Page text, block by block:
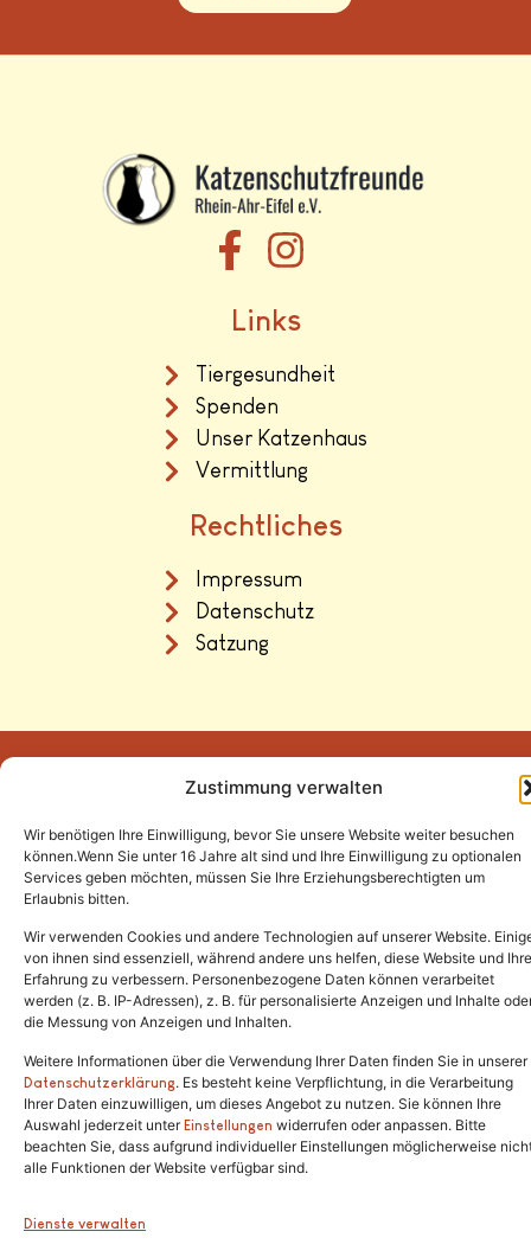
Zustimmung verwalten
Wir benötigen Ihre Einwilligung, bevor Sie unsere Website weiter besuchen
können.Wenn Sie unter 16 Jahre alt sind und Ihre Einwilligung zu optionalen
Services geben möchten, müssen Sie Ihre Erziehungsberechtigten um
Erlaubnis bitten.
Wir verwenden Cookies und andere Technologien auf unserer Website.
von ihnen sind essenziell, während andere uns helfen, diese Website und Ihre
Erfahrung zu verbessern. Personenbezogene Daten können verarbeitet
werden (z. B. IP-Adressen), z. B. für personalisierte Anzeigen und Inhalte
die Messung von Anzeigen und Inhalten.
Weitere Informationen über die Verwendung Ihrer Daten finden Sie in unserer
Datenschutzerklärung. Es besteht keine Verpflichtung, in die Verarbeitung
Ihrer Daten einzuwilligen, um dieses Angebot zu nutzen. Sie können Ihre
Auswahl jederzeit unterEinstellungen widerrufen oder anpassen. Bitte
beachten Sie, dass aufgrund individueller Einstellungen möglicherweise
alle Funktionen der Website verfügbar sind.
Dienste verwalten
Links
Tiergesundheit
Spenden
Unser Katzenhaus
Vermittlung
Rechtliches
Impressum
Datenschutz
Satzung
Copyright © 2024. Alle Rechte vorbehalten.
Tel.:(02646) 915928
info@katzenschutzfreunde.de
Im Brandenfeld 22
53426 Schalkenbach